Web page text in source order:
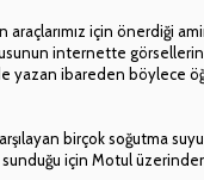
araçlarımız için önerdiği
internette
yazan ibareden böylece
birçok soğutma
sunduğu için Motul